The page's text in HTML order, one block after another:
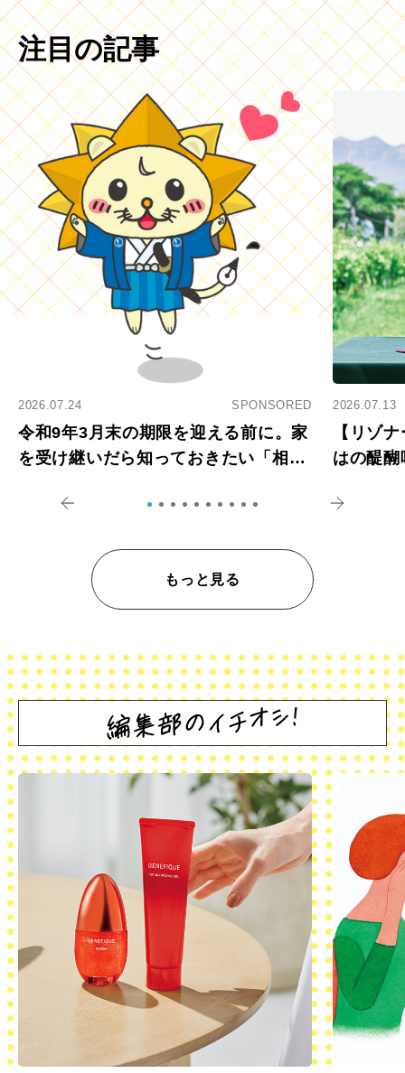
注目の記事
2026.07.24 SPONSORED
令和9年3月末の期限を迎える前に。家
を受け継いだら知っておきたい「相続
2026.07.13
【リゾ
はの醍
もっと見る